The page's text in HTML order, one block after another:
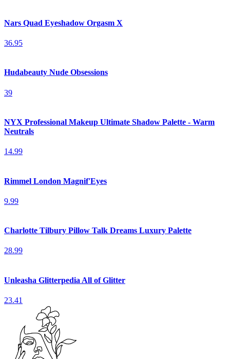
Nars Quad Eyeshadow Orgasm X
36.95
Hudabeauty Nude Obsessions
39
NYX Professional Makeup Ultimate Shadow Palette - Warm
Neutrals
14.99
Rimmel London Magnif'Eyes
9.99
Charlotte Tilbury Pillow Talk Dreams Luxury Palette
28.99
Unleasha Glitterpedia All of Glitter
23.41